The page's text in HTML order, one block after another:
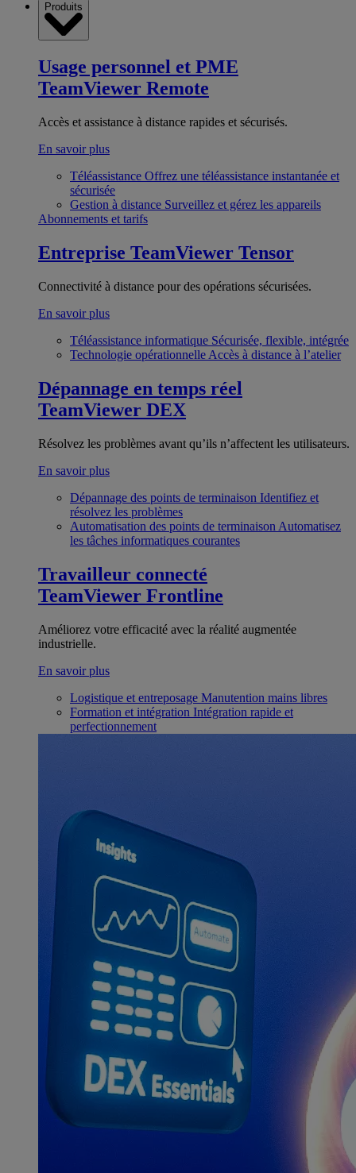
Produits
Usage personnel et PME
TeamViewer Remote
Accès et assistance à distance rapides et sécurisés.
En savoir plus
Téléassistance Offrez une téléassistance instantanée et
sécurisée
Gestion à distance Surveillez et gérez les appareils
Abonnements et tarifs
Entreprise TeamViewer Tensor
Connectivité à distance pour des opérations sécurisées.
En savoir plus
Téléassistance informatique Sécurisée, flexible, intégrée
Technologie opérationnelle Accès à distance à l’atelier
Dépannage en temps réel
TeamViewer DEX
Résolvez les problèmes avant qu’ils n’affectent les utilisateurs.
En savoir plus
Dépannage des points de terminaison Identifiez et
résolvez les problèmes
Automatisation des points de terminaison Automatisez
les tâches informatiques courantes
Travailleur connecté
TeamViewer Frontline
Améliorez votre efficacité avec la réalité augmentée
industrielle.
En savoir plus
Logistique et entreposage Manutention mains libres
Formation et intégration Intégration rapide et
perfectionnement